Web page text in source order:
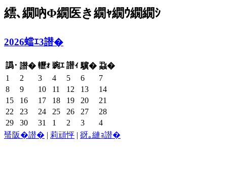
繧､繝吶Φ繝医き繝ｬ繝ｳ繝繝ｼ
2026蟷ｴ3譛�
譌･ 譛� 轣ｫ 豌ｴ 譛ｨ 驥� 蝨�
1
2 3 4 5 6
7
8
9 10 11 12 13
14
15
16 17 18 19 20
21
22
23 24 25 26 27
28
29
30 31 1 2 3
4
蜑阪�譛� | 莉頑怦 | 谺｡縺ｮ譛�